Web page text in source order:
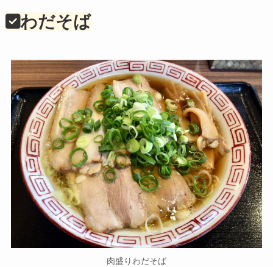
わだそば
肉盛りわだそば